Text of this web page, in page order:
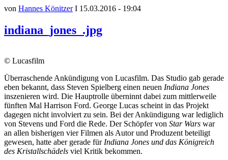
von Hannes KönitzerI 15.03.2016 - 19:04
indiana_jones_.jpg
© Lucasfilm
Überraschende Ankündigung von Lucasfilm. Das Studio gab gerade
eben bekannt, dass Steven Spielberg einen neuen Indiana Jones
inszenieren wird. Die Hauptrolle überninnt dabei zum mittlerweile
fünften Mal Harrison Ford. George Lucas scheint in das Projekt
dagegen nicht involviert zu sein. Bei der Ankündigung war lediglich
von Stevens und Ford die Rede. Der Schöpfer von Star Wars war
an allen bisherigen vier Filmen als Autor und Produzent beteiligt
gewesen, hatte aber gerade für Indiana Jones und das Königreich
des Kristallschädels viel Kritik bekommen.